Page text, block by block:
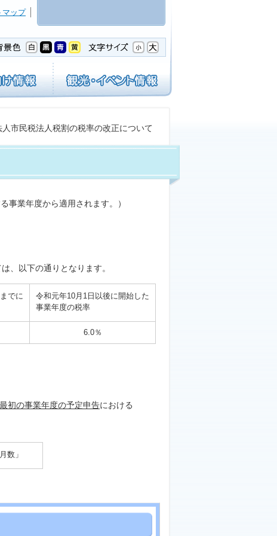
マップ
人市民税法人税割の税率の改正について
事業年度から適用されます。）
、以下の通りとなります。
でに
令和元年10月1日以後に開始した
事業年度の税率
6.0％
初の事業年度の予定申告における
数」